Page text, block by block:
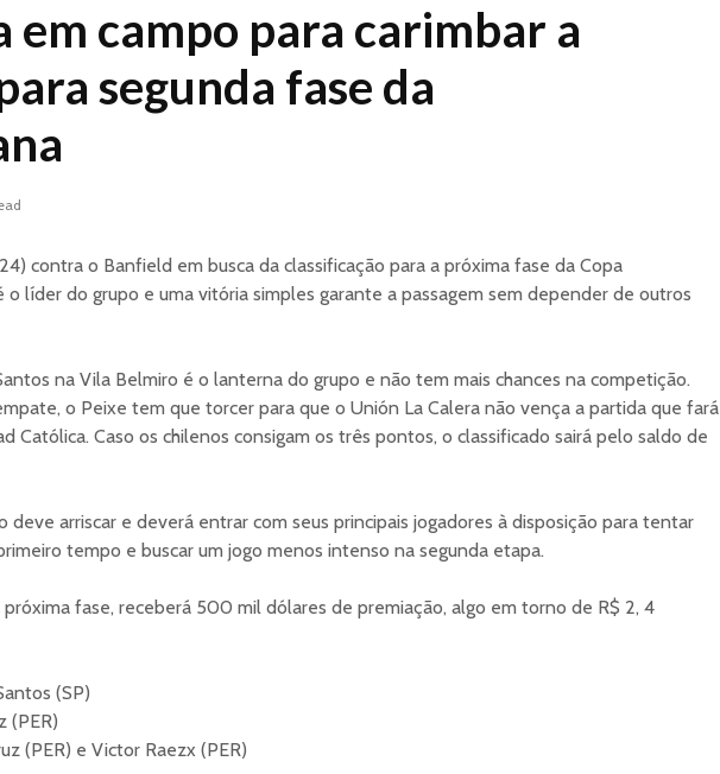
em campo para carimbar a
segunda fase da
contra o Banfield em busca da classificação para a próxima fase da Copa
o líder do grupo e uma vitória simples garante a passagem sem depender de outros
na Vila Belmiro é o lanterna do grupo e não tem mais chances na competição.
o Peixe tem que torcer para que o Unión La Calera não vença a partida que fará
Católica. Caso os chilenos consigam os três pontos, o classificado sairá pelo saldo de
deve arriscar e deverá entrar com seus principais jogadores à disposição para tentar
tempo e buscar um jogo menos intenso na segunda etapa.
próxima fase, receberá 500 mil dólares de premiação, algo em torno de R$ 2, 4
(SP)
(PER)
(PER) e Victor Raezx (PER)